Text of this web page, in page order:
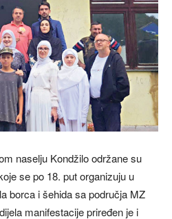
naselju Kondžilo održane su
se po 18. put organizuju u
borca i šehida sa područja MZ
manifestacije priređen je i